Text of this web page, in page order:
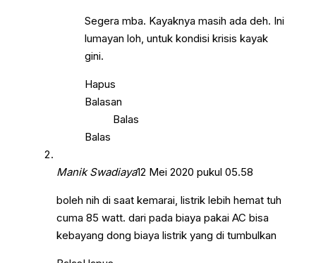
Segera mba. Kayaknya masih ada deh. Ini
lumayan loh, untuk kondisi krisis kayak
gini.
Hapus
Balasan
Balas
Balas
Manik Swadiaya12 Mei 2020 pukul 05.58
boleh nih di saat kemarai, listrik lebih hemat tuh
cuma 85 watt. dari pada biaya pakai AC bisa
kebayang dong biaya listrik yang di tumbulkan